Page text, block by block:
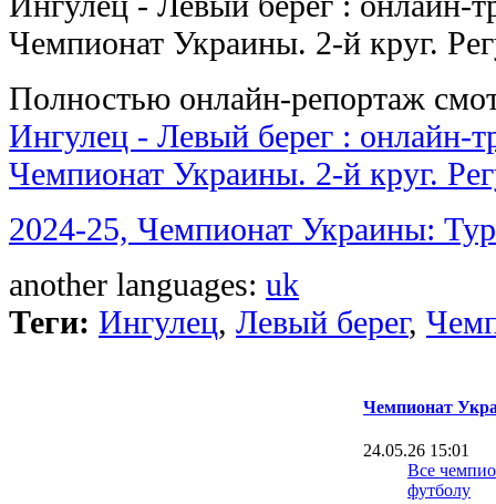
Чемпионат Украины. 2-й круг.
Полностью онлайн-репортаж
Ингулец - Левый берег : онлайн-
Чемпионат Украины. 2-й круг.
2024-25, Чемпионат Украины:
another languages: uk
Теги: Ингулец, Левый берег,
Чемпионат
24.05.26 15:01
Все
футболу